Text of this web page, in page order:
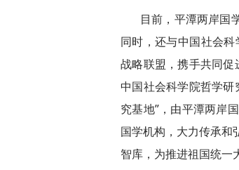
目前，平潭两岸国
同时，还与中国社会
战略联盟，携手共同促
中国社会科学院哲学
究基地”，由平潭两岸
国学机构，大力传承和
智库，为推进祖国统一